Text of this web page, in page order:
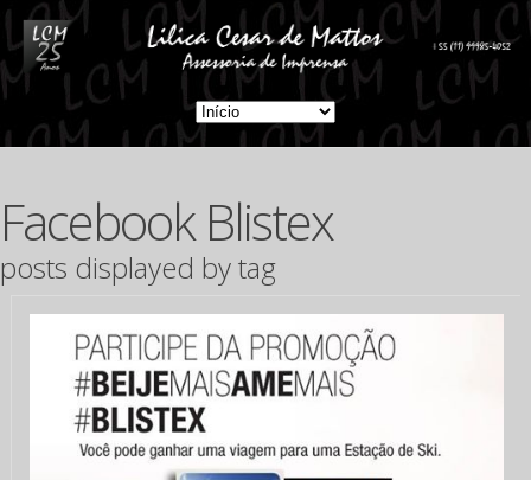
Facebook Blistex
posts displayed by tag